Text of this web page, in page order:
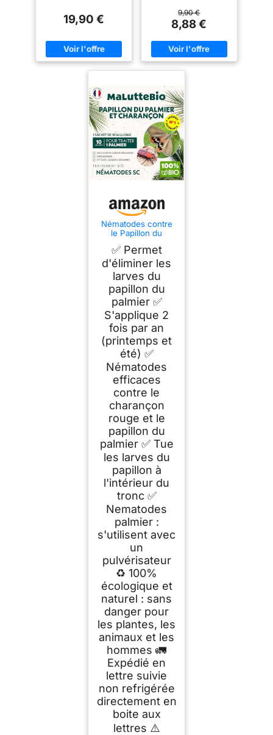
19,90 € 9,90 €
8,88 €
Nématodes contre
le Papillon du
Charançon Rouge -
Nematodes palmier
- Pour traiter 1
palmier - 10M
✅ Permet
d'éliminer les
larves du
papillon du
palmier ✅
S'applique 2
fois par an
(printemps et
été) ✅
Nématodes
efficaces
contre le
charançon
rouge et le
papillon du
palmier ✅ Tue
les larves du
papillon à
l'intérieur du
tronc ✅
Nematodes
palmier :
s'utilisent avec
un
pulvérisateur
♻️ 100%
écologique et
naturel : sans
danger pour
les plantes, les
animaux et les
hommes 🚛
Expédié en
lettre suivie
non refrigérée
directement en
boite aux
lettres ⚠️